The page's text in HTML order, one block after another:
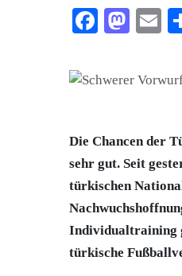
Die Chancen der
sehr gut. Seit
türkischen
Individualtraining
türkische